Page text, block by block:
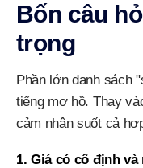
Bốn câu
trọng
Phần lớn danh sách
tiếng mơ hồ. Thay
cảm nhận suốt cả
1. Giá có cố định